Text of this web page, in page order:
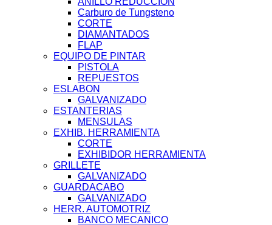
Carburo de Tungsteno
CORTE
DIAMANTADOS
FLAP
EQUIPO DE PINTAR
PISTOLA
REPUESTOS
ESLABON
GALVANIZADO
ESTANTERIAS
MENSULAS
EXHIB. HERRAMIENTA
CORTE
EXHIBIDOR HERRAMIENTA
GRILLETE
GALVANIZADO
GUARDACABO
GALVANIZADO
HERR. AUTOMOTRIZ
BANCO MECANICO